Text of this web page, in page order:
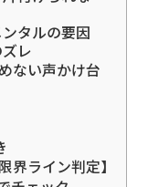
タルの要因
レ
ない声かけ台
界ライン判定】